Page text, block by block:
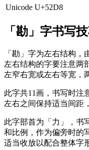
Unicode U+52D8
「勘」字书写
「勘」字为左右结构，
左右结构的字要注意两
左窄右宽或左右等宽，
此字共11画，书写时注
左右之间保持适当间距
此字部首为「力」，书
和比例，作为偏旁时的
适当收放以配合整体字